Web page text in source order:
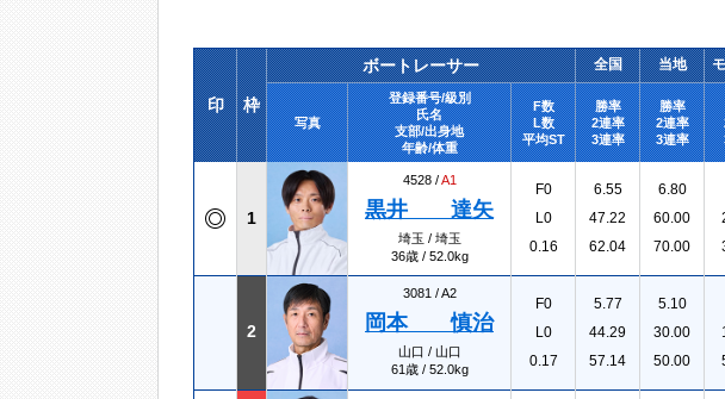
印 枠
ボートレーサー 全国 当地
写真
登録番号/級別
氏名
支部/出身地
年齢/体重
F数
L数
平均ST
勝率
2連率
3連率
勝率
2連率
3連率
1
4528 /A1
黒井 達矢
埼玉 / 埼玉
36歳 / 52.0kg
F0
L0
0.16
6.55
47.22
62.04
6.80
60.00
70.00
2
3081 /A2
岡本 慎治
山口 / 山口
61歳 / 52.0kg
F0
L0
0.17
5.77
44.29
57.14
5.10
30.00
50.00